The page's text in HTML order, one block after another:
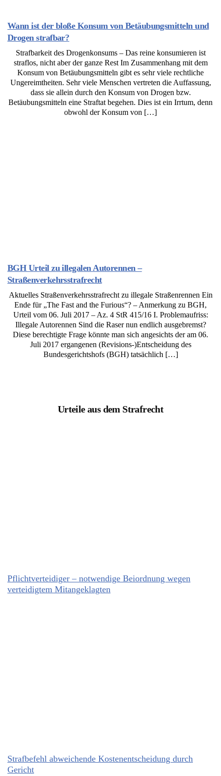
Wann ist der bloße Konsum von Betäubungsmitteln und
Drogen strafbar?
Strafbarkeit des Drogenkonsums – Das reine konsumieren ist
straflos, nicht aber der ganze Rest Im Zusammenhang mit dem
Konsum von Betäubungsmitteln gibt es sehr viele rechtliche
Ungereimtheiten. Sehr viele Menschen vertreten die Auffassung,
dass sie allein durch den Konsum von Drogen bzw.
Betäubungsmitteln eine Straftat begehen. Dies ist ein Irrtum, denn
obwohl der Konsum von […]
BGH Urteil zu illegalen Autorennen –
Straßenverkehrsstrafrecht
Aktuelles Straßenverkehrsstrafrecht zu illegale Straßenrennen Ein
Ende für „The Fast and the Furious“? – Anmerkung zu BGH,
Urteil vom 06. Juli 2017 – Az. 4 StR 415/16 I. Problemaufriss:
Illegale Autorennen Sind die Raser nun endlich ausgebremst?
Diese berechtigte Frage könnte man sich angesichts der am 06.
Juli 2017 ergangenen (Revisions-)Entscheidung des
Bundesgerichtshofs (BGH) tatsächlich […]
Urteile aus dem Strafrecht
Pflichtverteidiger – notwendige Beiordnung wegen
verteidigtem Mitangeklagten
Strafbefehl abweichende Kostenentscheidung durch
Gericht